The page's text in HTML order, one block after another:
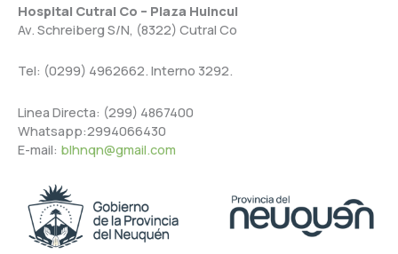
Hospital Cutral Co – Plaza Huincul
Av. Schreiberg S/N, (8322) Cutral Co
Tel: (0299) 4962662. Interno 3292.
Linea Directa: (299) 4867400
Whatsapp:2994066430
E-mail: blhnqn@gmail.com